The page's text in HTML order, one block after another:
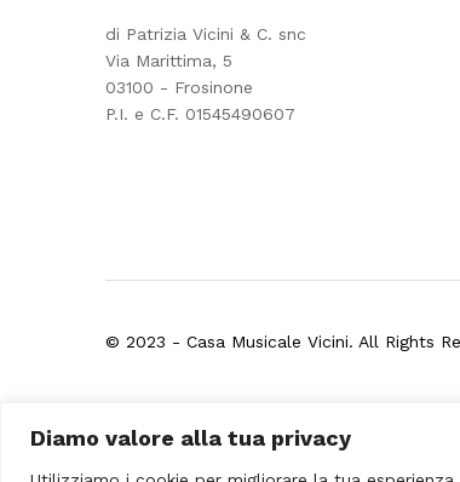
Diamo valore alla tua privacy
di Patrizia Vicini & C. snc
Via Marittima, 5
03100 - Frosinone
P.I. e C.F. 01545490607
© 2023 - Casa Musicale Vicini. All Rights
da confrontare